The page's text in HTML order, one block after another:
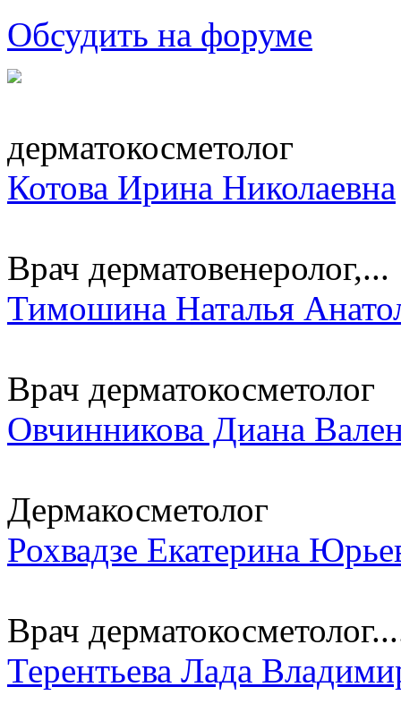
Обсудить на форуме
дерматокосметолог
Котова Ирина Николаевна
Врач дерматовенеролог,...
Тимошина Наталья
Врач дерматокосметолог
Овчинникова Диана
Дермакосметолог
Рохвадзе Екатерина
Врач
Терентьева Лада